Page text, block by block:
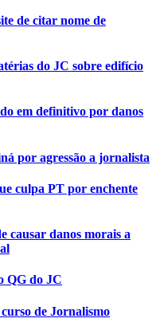
de citar nome de
do JC sobre edifício
em definitivo por danos
por agressão a jornalista
culpa PT por enchente
causar danos morais a
QG do JC
de Jornalismo